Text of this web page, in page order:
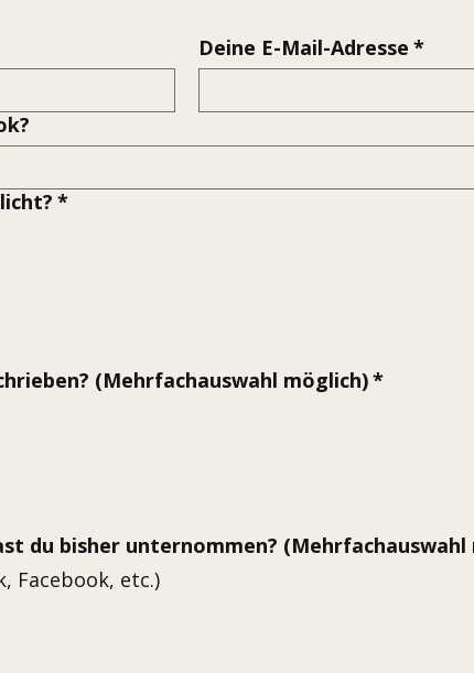
Deine E-Mail-Adresse *
*
(Mehrfachauswahl möglich)*
du bisher unternommen? (Mehrfachauswahl
Facebook, etc.)